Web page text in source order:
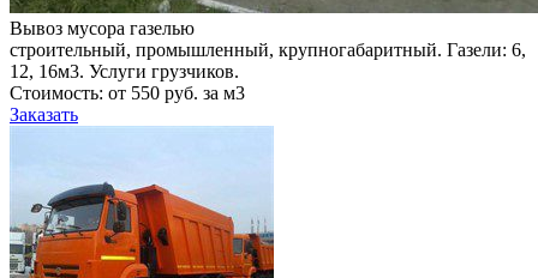
Вывоз мусора газелью
строительный, промышленный, крупногабаритный. Газели: 6,
12, 16м3. Услуги грузчиков.
Стоимость: от 550 руб. за м3
Заказать